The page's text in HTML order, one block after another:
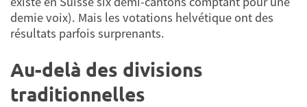
demie voix). Mais les votations helvétique ont des
résultats parfois surprenants.
Au-delà des divisions
traditionnelles